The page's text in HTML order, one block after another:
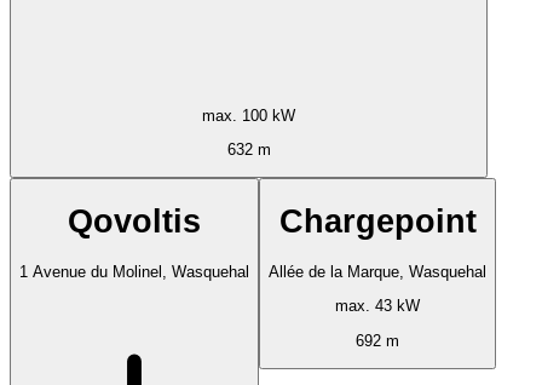
max. 100 kW
632 m
Qovoltis
1 Avenue du Molinel, Wasquehal
Chargepoint
Allée de la Marque, Wasquehal
max. 43 kW
692 m